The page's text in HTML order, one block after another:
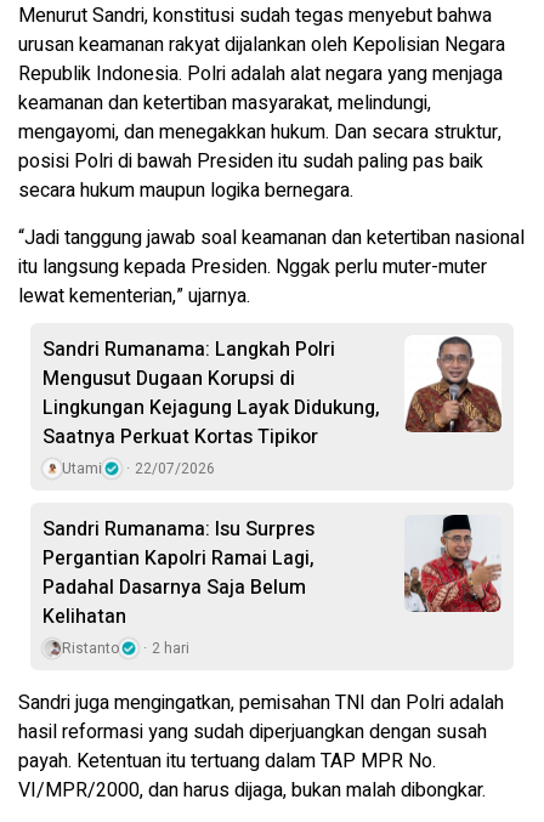
Menurut Sandri, konstitusi sudah tegas menyebut bahwa
urusan keamanan rakyat dijalankan oleh Kepolisian Negara
Republik Indonesia. Polri adalah alat negara yang menjaga
keamanan dan ketertiban masyarakat, melindungi,
mengayomi, dan menegakkan hukum. Dan secara struktur,
posisi Polri di bawah Presiden itu sudah paling pas baik
secara hukum maupun logika bernegara.
“Jadi tanggung jawab soal keamanan dan ketertiban nasional
itu langsung kepada Presiden. Nggak perlu muter-muter
lewat kementerian,” ujarnya.
Sandri Rumanama: Langkah Polri
Mengusut Dugaan Korupsi di
Lingkungan Kejagung Layak Didukung,
Saatnya Perkuat Kortas Tipikor
Utami 22/07/2026
Sandri Rumanama: Isu Surpres
Pergantian Kapolri Ramai Lagi,
Padahal Dasarnya Saja Belum
Kelihatan
Ristanto 2 hari
Sandri juga mengingatkan, pemisahan TNI dan Polri adalah
hasil reformasi yang sudah diperjuangkan dengan susah
payah. Ketentuan itu tertuang dalam TAP MPR No.
VI/MPR/2000, dan harus dijaga, bukan malah dibongkar.